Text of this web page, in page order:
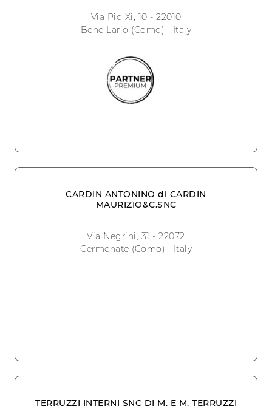
Via Pio Xi, 10 - 22010
Bene Lario (Como) - Italy
CARDIN ANTONINO di CARDIN
MAURIZIO&C.SNC
Via Negrini, 31 - 22072
Cermenate (Como) - Italy
TERRUZZI INTERNI SNC DI M. E M. TERRUZZI